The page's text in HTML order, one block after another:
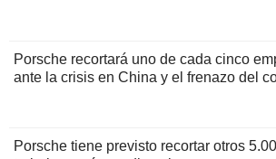
Porsche recortará uno de cada cinco
ante la crisis en China y el frenazo del
Porsche tiene previsto recortar otros